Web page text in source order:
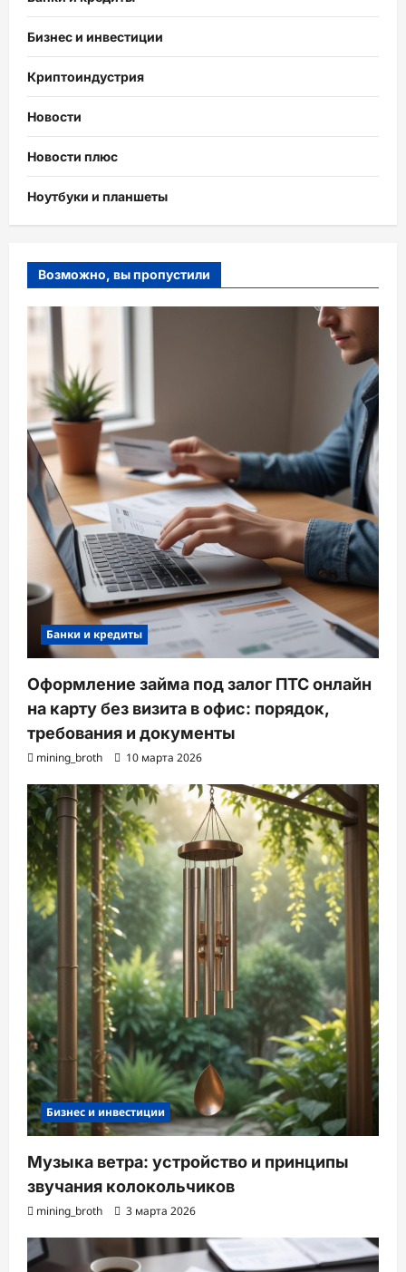
Бизнес и инвестиции
Криптоиндустрия
Новости
Новости плюс
Ноутбуки и планшеты
Возможно, вы пропустили
Банки и кредиты
Оформление займа под залог ПТС онлайн
на карту без визита в офис: порядок,
требования и документы
mining_broth 10 марта 2026
Бизнес и инвестиции
Музыка ветра: устройство и принципы
звучания колокольчиков
mining_broth 3 марта 2026